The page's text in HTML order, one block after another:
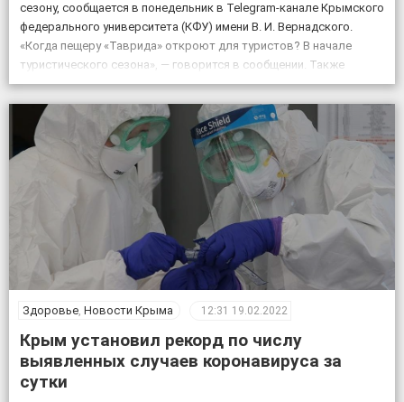
сезону, сообщается в понедельник в Telegram-канале Крымского
федерального университета (КФУ) имени В. И. Вернадского.
«Когда пещеру «Таврида» откроют для туристов? В начале
туристического сезона», — говорится в сообщении. Также
отмечается, что посещение «Тавриды» будет полностью
безопасным. За возможным движением грунтов и камней […]
Здоровье, Новости Крыма 12:31 19.02.2022
Крым установил рекорд по числу
выявленных случаев коронавируса за
сутки